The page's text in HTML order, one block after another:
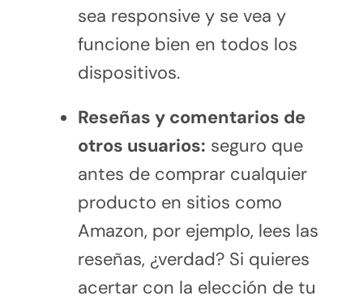
sea responsive y se vea y
funcione bien en todos los
dispositivos.
Reseñas y comentarios de
otros usuarios: seguro que
antes de comprar cualquier
producto en sitios como
Amazon, por ejemplo, lees las
reseñas, ¿verdad? Si quieres
acertar con la elección de tu